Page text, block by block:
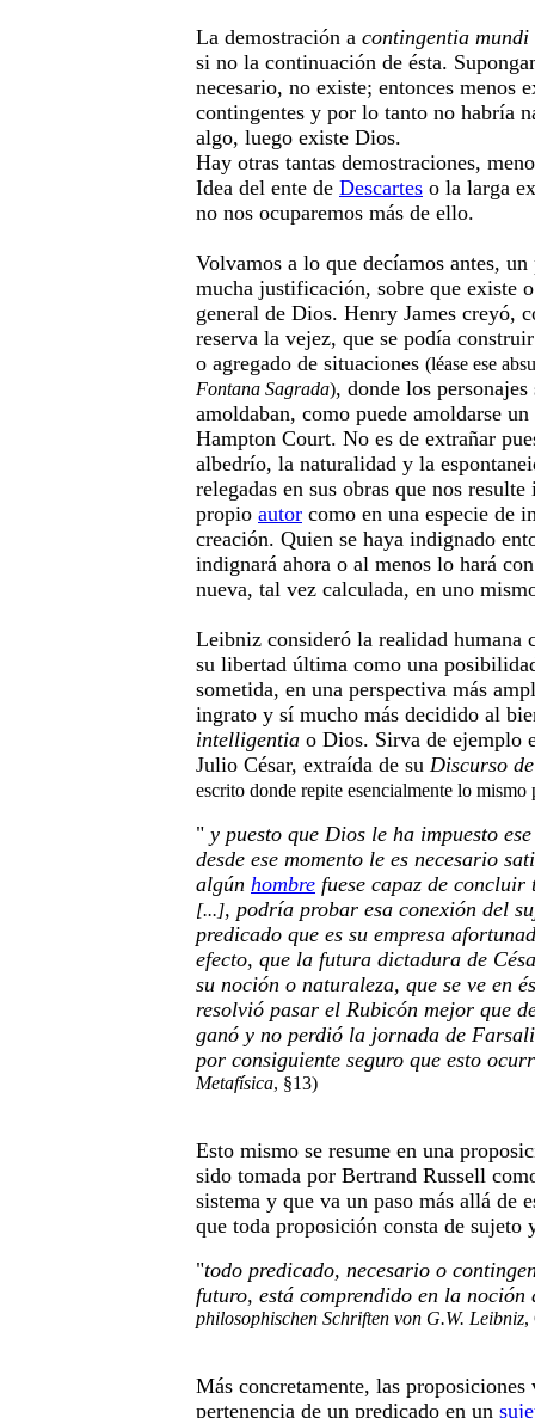
La demostración a contingentia mundi
si no la continuación de ésta.
necesario, no existe; entonces menos
contingentes y por lo tanto no habría
algo, luego existe Dios.
Hay otras tantas demostraciones,
Idea del ente de Descartes o la larga
no nos ocuparemos más de ello.
Volvamos a lo que decíamos antes,
mucha justificación, sobre que existe
general de Dios. Henry James creyó,
reserva la vejez, que se podía
o agregado de situaciones (léase ese
Fontana Sagrada), donde los
amoldaban, como puede amoldarse
Hampton Court. No es de extrañar
albedrío, la naturalidad y la
relegadas en sus obras que nos
propio autor como en una especie de
creación. Quien se haya indignado
indignará ahora o al menos lo hará
nueva, tal vez calculada, en uno
Leibniz consideró la realidad humana
su libertad última como una
sometida, en una perspectiva más
ingrato y sí mucho más decidido al
intelligentia o Dios. Sirva de ejemplo
Julio César, extraída de su Discurso
escrito donde repite esencialmente lo mismo
" y puesto que Dios le ha impuesto
desde ese momento le es necesario
algún hombre fuese capaz de
[...], podría probar esa conexión del
predicado que es su empresa
efecto, que la futura dictadura de
su noción o naturaleza, que se ve en
resolvió pasar el Rubicón mejor que
ganó y no perdió la jornada de
por consiguiente seguro que esto
Metafísica, §13)
Esto mismo se resume en una
sido tomada por Bertrand Russell
sistema y que va un paso más allá de
que toda proposición consta de sujeto
"todo predicado, necesario o
futuro, está comprendido en la noción
philosophischen Schriften von G.W. Leibniz,
Más concretamente, las
pertenencia de un predicado en un